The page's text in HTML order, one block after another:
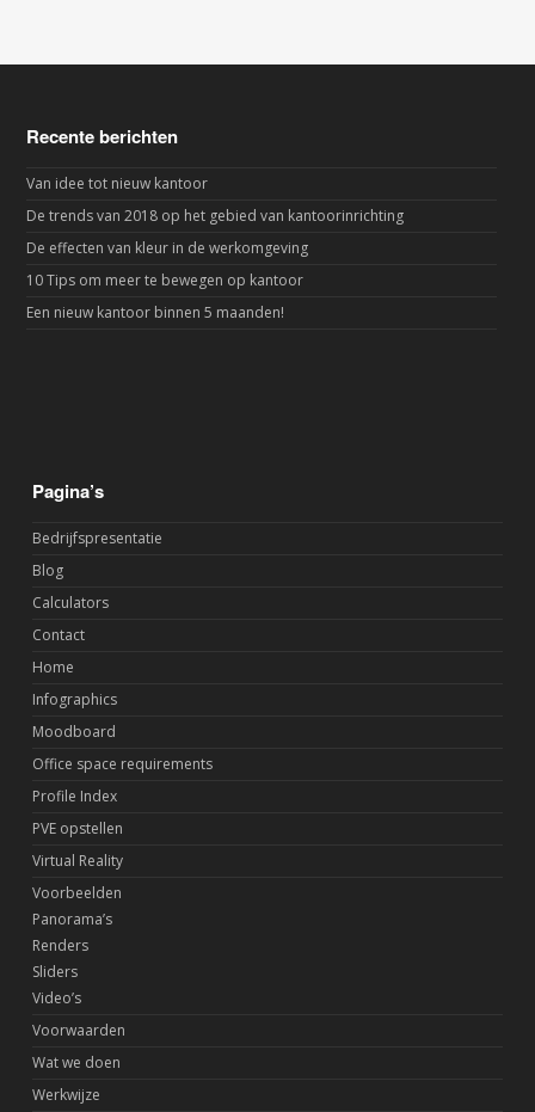
Recente berichten
Van idee tot nieuw kantoor
De trends van 2018 op het gebied van kantoorinrichting
De effecten van kleur in de werkomgeving
10 Tips om meer te bewegen op kantoor
Een nieuw kantoor binnen 5 maanden!
Pagina’s
Bedrijfspresentatie
Blog
Calculators
Contact
Home
Infographics
Moodboard
Office space requirements
Profile Index
PVE opstellen
Virtual Reality
Voorbeelden
Panorama’s
Renders
Sliders
Video’s
Voorwaarden
Wat we doen
Werkwijze